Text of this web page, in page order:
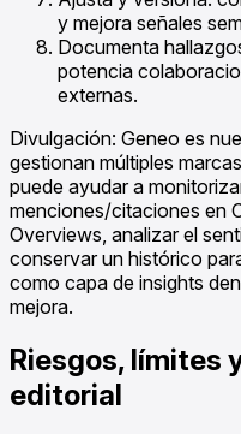
y mejora señales
Documenta
potencia
externas.
Divulgación: Geneo es
gestionan múltiples
puede ayudar a
menciones/citaciones en
Overviews, analizar el
conservar un histórico
como capa de insights
mejora.
Riesgos, límites
editorial